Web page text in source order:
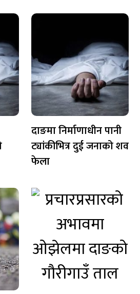
दाङमा निर्माणाधीन पानी
ट्यांकीभित्र दुई जनाको शव
फेला